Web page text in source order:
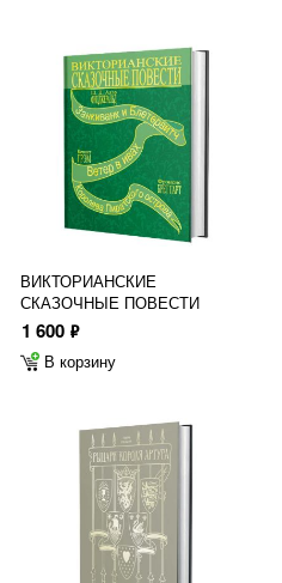
ВИКТОРИАНСКИЕ
СКАЗОЧНЫЕ ПОВЕСТИ
1 600 ф
В корзину